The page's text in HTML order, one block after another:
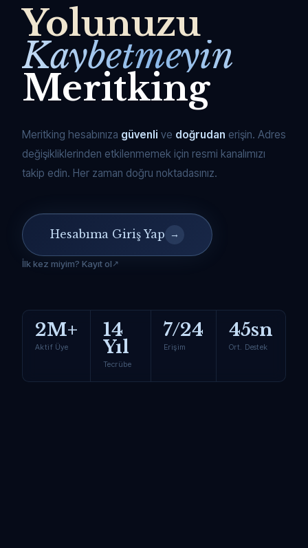
Yolunuzu
Kaybetmeyin
Meritking
Meritking hesabınıza güvenli ve doğrudan erişin. Adres
değişikliklerinden etkilenmemek için resmi kanalımızı
takip edin. Her zaman doğru noktadasınız.
Hesabıma Giriş Yap →
İlk kez miyim? Kayıt ol
2M+
Aktif Üye
14
Yıl
Tecrübe
7/24
Erişim
45sn
Ort. Destek